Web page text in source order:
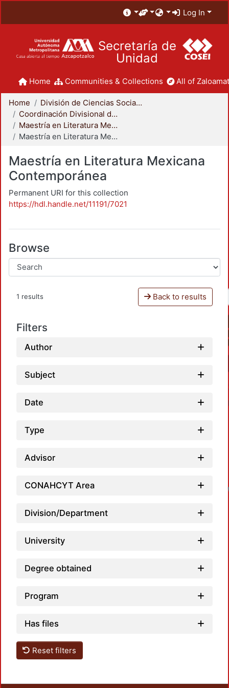
Log In
Secretaría de
Unidad
Home Communities & Collections All of
Home
División de Ciencias Sociales y Humanidades
Coordinación Divisional de Posgrado
Maestría en Literatura Mexicana Contemporánea
Maestría en Literatura Mexicana Contemporánea
Maestría en Literatura Mexicana
Contemporánea
Permanent URI for this collection
https://hdl.handle.net/11191/7021
Browse
1 results Back to results
Filters
Author
Subject
Date
Type
Advisor
CONAHCYT Area
Division/Department
University
Degree obtained
Program
Has files
Reset filters